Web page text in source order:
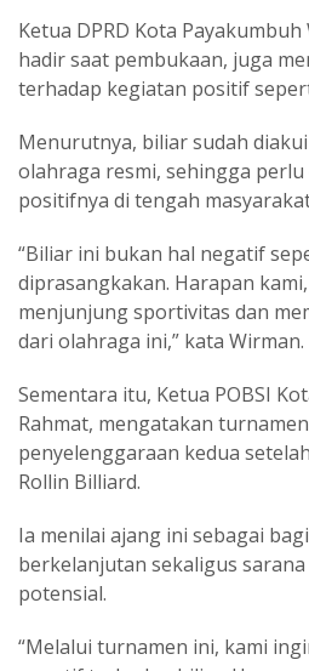
Ketua DPRD Kota
hadir saat pembukaan, juga
terhadap kegiatan positif
Menurutnya, biliar sudah
olahraga resmi, sehingga
positifnya di tengah
“Biliar ini bukan hal negatif
diprasangkakan. Harapan
menjunjung sportivitas dan
dari olahraga ini,” kata Wirman.
Sementara itu, Ketua POBSI
Rahmat, mengatakan
penyelenggaraan kedua
Rollin Billiard.
Ia menilai ajang ini sebagai
berkelanjutan sekaligus
potensial.
“Melalui turnamen ini, kami